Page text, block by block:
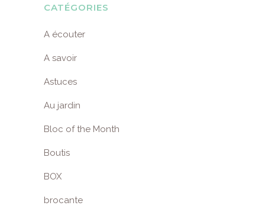
CATÉGORIES
A écouter
A savoir
Astuces
Au jardin
Bloc of the Month
Boutis
BOX
brocante